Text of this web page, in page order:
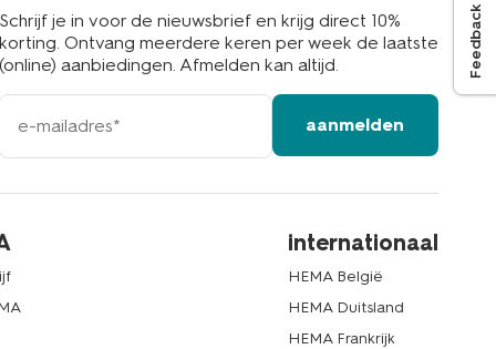
Schrijf je in voor de nieuwsbrief en krijg direct 10%
korting. Ontvang meerdere keren per week de laatste
(online) aanbiedingen. Afmelden kan altijd.
e-
mailadres
aanmelden
internationaal
HEMA België
HEMA Duitsland
HEMA Frankrijk
Feedback